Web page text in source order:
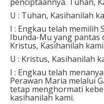
U : Tuhan, Kasihanilah
I : Engkau telah memilih
Ibunda-Mu yang pantas
Kristus, Kasihanilah kami.
U : Kristus, Kasihanilah
I : Engkau telah
Perawan Maria melalui
tetap menghormati
kasihanilah kami.